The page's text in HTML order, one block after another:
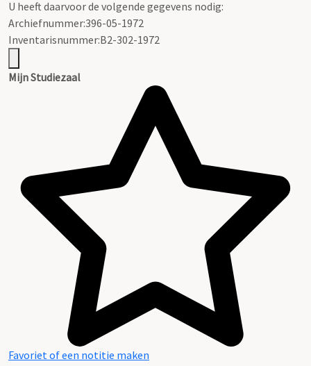
U heeft daarvoor de volgende gegevens nodig:
Archiefnummer:396-05-1972
Inventarisnummer:B2-302-1972
Mijn Studiezaal
Favoriet of een notitie maken